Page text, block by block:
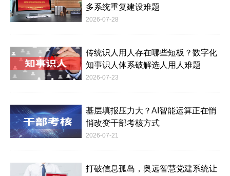
多系统重复建设难题
2026-07-28
传统识人用人存在哪些短板？数字化
知事识人体系破解选人用人难题
2026-07-23
基层填报压力大？AI智能运算正在悄
悄改变干部考核方式
2026-07-21
打破信息孤岛，奥远智慧党建系统让